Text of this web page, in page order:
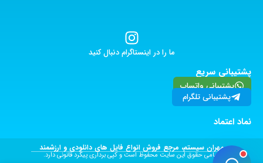
ما را در اینستاگرام دنبال کنید
پشتیبانی سریع
پشتیبانی واتساپ
پشتیبانی تلگرام
نماد اعتماد
مهران سیستم، مرجع فروش انواع فایل های دانلودی و ارزشمند
تمامی حقوق این سایت محفوظ است و کپی برداری پیگرد قانونی دارد.